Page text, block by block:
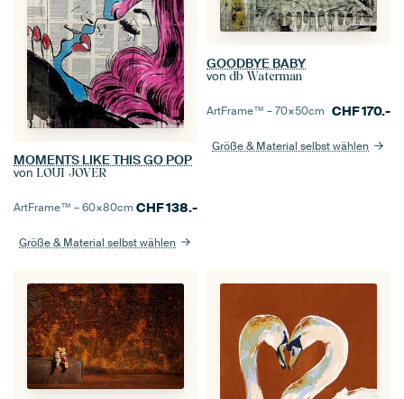
MOMENTS LIKE THIS GO POP
von LOUI JOVER
ArtFrame™ –60×80cm CHF138.-
Größe & Material selbst wählen
GOODBYE BABY
von db Waterman
ArtFrame™ –70×50cm CHF170.-
Größe & Material selbst wählen